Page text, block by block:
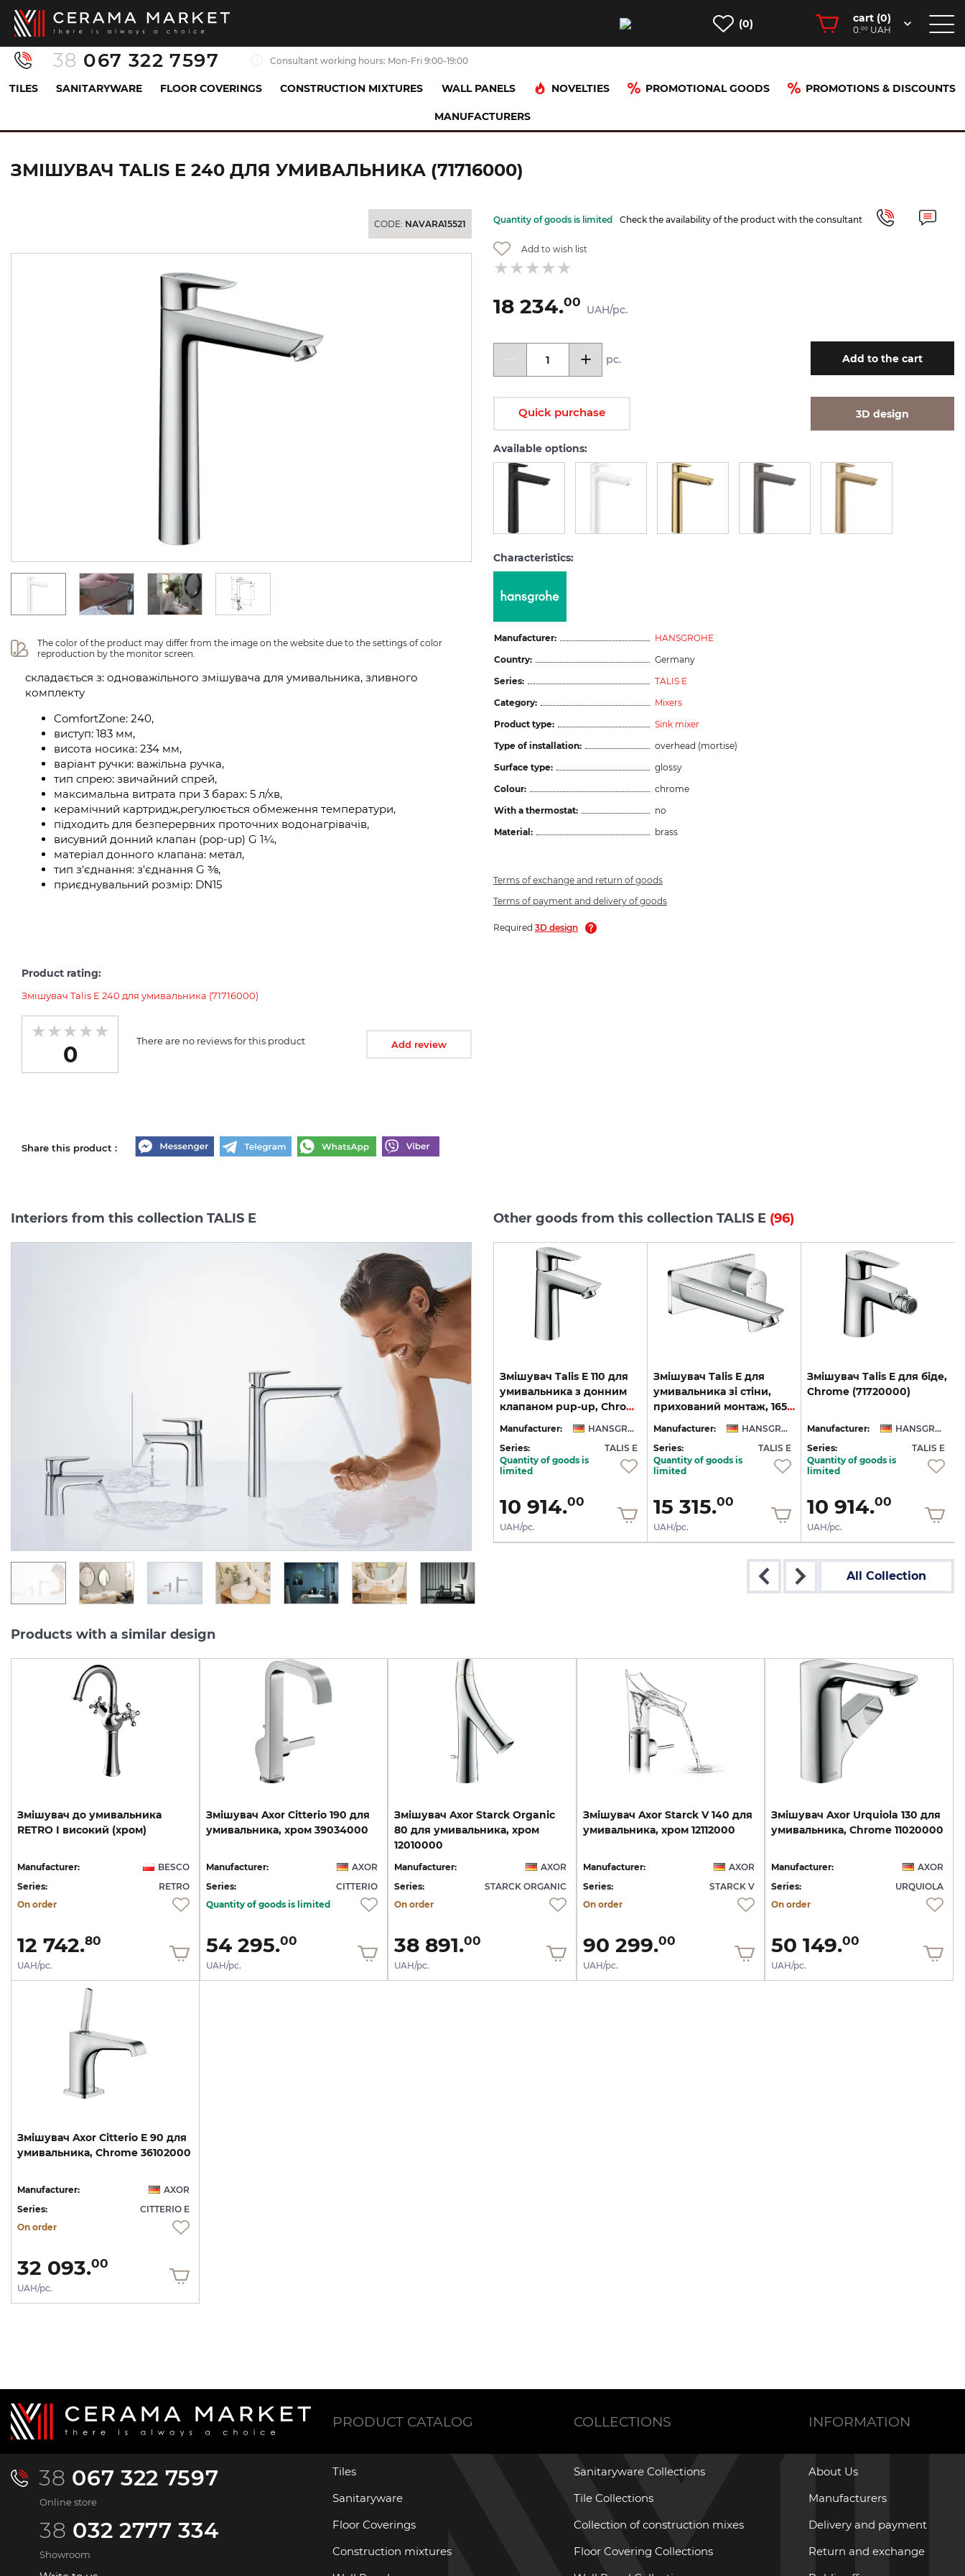
(0) cart (0)
0.00 UAH
38 067 322 7597 Consultant working hours: Mon-Fri 9:00-19:00
TILES SANITARYWARE FLOOR COVERINGS CONSTRUCTION MIXTURES WALL PANELS NOVELTIES PROMOTIONAL GOODS PROMOTIONS & DISCOUNTS
MANUFACTURERS
Змішувач Talis E 240 для умивальника (71716000)
ЗМІШУВАЧ TALIS E 240 ДЛЯ УМИВАЛЬНИКА (71716000)
CODE: NAVARA15521
The color of the product may differ from the image on the website due to the settings of color
reproduction by the monitor screen.
складається з: одноважільного змішувача для умивальника, зливного
комплекту
ComfortZone: 240,
виступ: 183 мм,
висота носика: 234 мм,
варіант ручки: важільна ручка,
тип спрею: звичайний спрей,
максимальна витрата при 3 барах: 5 л/хв,
керамічний картридж,регулюється обмеження температури,
підходить для безперервних проточних водонагрівачів,
висувний донний клапан (pop-up) G 1¼,
матеріал донного клапана: метал,
тип з'єднання: з'єднання G ⅜,
приєднувальний розмір: DN15
Quantity of goods is limited Check the availability of the product with the consultant
Add to wish list
18 234.00
UAH/pc.
pc. Add to the cart
Quick purchase 3D design
Available options:
Characteristics:
Manufacturer:
HANSGROHE
Country:
Germany
Series:
TALIS E
Category:
Mixers
Product type:
Sink mixer
Type of installation:
overhead (mortise)
Surface type:
glossy
Colour:
chrome
With a thermostat:
no
Material:
brass
Terms of exchange and return of goods
Terms of payment and delivery of goods
Required 3D design
Product rating:
Змішувач Talis E 240 для умивальника (71716000)
0
There are no reviews for this product Add review
Share this product :
Interiors from this collection TALIS E Other goods from this collection TALIS E (96)
на край ванни 3 отвори
TALIS E
On order
29 619.00
Змішувач Talis E для
умивальника на 3 отвори,
Matt Black (71733670)
Manufacturer:
Series:
Quantity of goods is
limited
27 621.00
Змішувач Talis E 110 для
умивальника з донним
Quantity of goods is
limited
00
UAH/pc.
Змішувач Talis E 110 для
умивальника з донним
клапаном pup-up, Chrome (71710000)
Manufacturer:
HANSGROHE
Series:
TALIS E
Quantity of goods is
limited
10 914.00
UAH/pc.
Змішувач Talis E для
умивальника зі стіни,
прихований монтаж, 165 мм, Chrome (71732000)
Manufacturer:
HANSGROHE
Series:
TALIS E
Quantity of goods is
limited
15 315.00
UAH/pc.
Змішувач Talis E для біде,
Chrome (71720000)
Manufacturer:
HANSGROHE
Series:
TALIS E
Quantity of goods is
limited
10 914.00
UAH/pc.
All Collection
Products with a similar design
Змішувач до умивальника
RETRO I високий (хром)
Manufacturer:
BESCO
Series:
RETRO
On order
12 742.80
UAH/pc.
Змішувач Axor Citterio 190 для
умивальника, хром 39034000
Manufacturer:
AXOR
Series:
CITTERIO
Quantity of goods is limited
54 295.00
UAH/pc.
Змішувач Axor Starck Organic
80 для умивальника, хром
12010000
Manufacturer:
AXOR
Series:
STARCK ORGANIC
On order
38 891.00
UAH/pc.
Змішувач Axor Starck V 140 для
умивальника, хром 12112000
Manufacturer:
AXOR
Series:
STARCK V
On order
90 299.00
UAH/pc.
Змішувач Axor Urquiola 130 для
умивальника, Chrome 11020000
Manufacturer:
AXOR
Series:
URQUIOLA
On order
50 149.00
UAH/pc.
Змішувач Axor Citterio E 90 для
умивальника, Chrome 36102000
Manufacturer:
AXOR
Series:
CITTERIO E
On order
32 093.00
UAH/pc.
38 067 322 7597
Online store
38 032 2777 334
Showroom
PRODUCT CATALOG
Tiles
Sanitaryware
Floor Coverings
Construction mixtures
COLLECTIONS
Sanitaryware Collections
Tile Collections
Collection of construction mixes
Floor Covering Collections
INFORMATION
About Us
Manufacturers
Delivery and payment
Return and exchange